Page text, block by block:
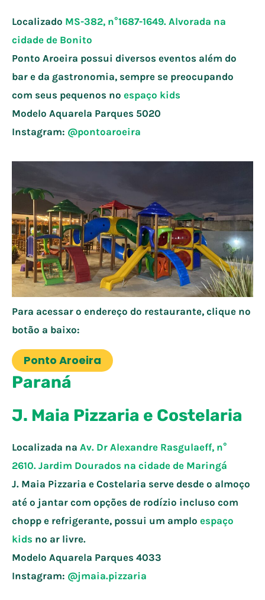
Localizado MS-382, n°1687-1649. Alvorada na
cidade de Bonito
Ponto Aroeira possui diversos eventos além do
bar e da gastronomia, sempre se preocupando
com seus pequenos no espaço kids
Modelo Aquarela Parques 5020
Instagram: @pontoaroeira
Para acessar o endereço do restaurante, clique no
botão a baixo:
Ponto Aroeira
Paraná
J. Maia Pizzaria e Costelaria
Localizada na Av. Dr Alexandre Rasgulaeff, n°
2610. Jardim Dourados na cidade de Maringá
J. Maia Pizzaria e Costelaria serve desde o almoço
até o jantar com opções de rodízio incluso com
chopp e refrigerante, possui um amplo espaço
kids no ar livre.
Modelo Aquarela Parques 4033
Instagram: @jmaia.pizzaria